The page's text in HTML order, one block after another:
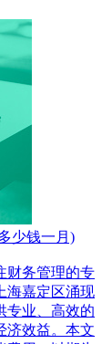
少钱一月)
财务管理的专
海嘉定区涌现
专业、高效的
济效益。本文